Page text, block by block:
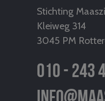
Stichting
Kleiweg 314
3045 PM
010 - 243